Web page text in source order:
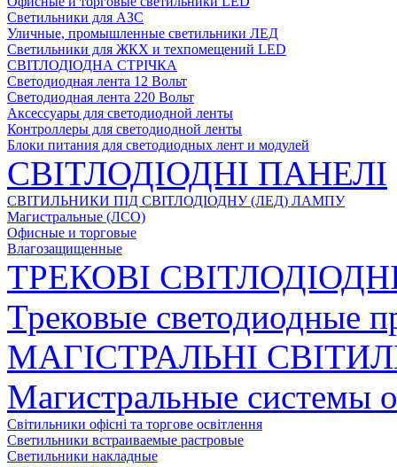
Светильники для АЗС
Уличные, промышленные светильники ЛЕД
Светильники для ЖКХ и техпомещений LED
СВІТЛОДІОДНА СТРІЧКА
Светодиодная лента 12 Вольт
Светодиодная лента 220 Вольт
Аксессуары для светодиодной ленты
Контроллеры для светодиодной ленты
Блоки питания для светодиодных лент и модулей
СВІТЛОДІОДНІ ПАНЕЛІ
СВІТИЛЬНИКИ ПІД СВІТЛОДІОДНУ (ЛЕД) ЛАМПУ
Магистральные (ЛСО)
Офисные и торговые
Влагозащищенные
ТРЕКОВІ
Трековые светодиодные
МАГІСТРАЛЬНІ
Магистральные системы
Світильники офісні та торгове освітлення
Светильники встраиваемые растровые
Светильники накладные